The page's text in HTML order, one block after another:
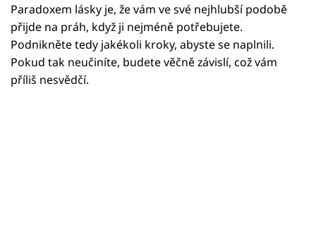
Filmový festival Karlovy Vary
Pořady
Paradoxem lásky je, že vám ve své nejhlubší podobě
přijde na práh, když ji nejméně potřebujete.
Podnikněte tedy jakékoli kroky, abyste se naplnili.
Pokud tak neučiníte, budete věčně závislí, což vám
příliš nesvědčí.